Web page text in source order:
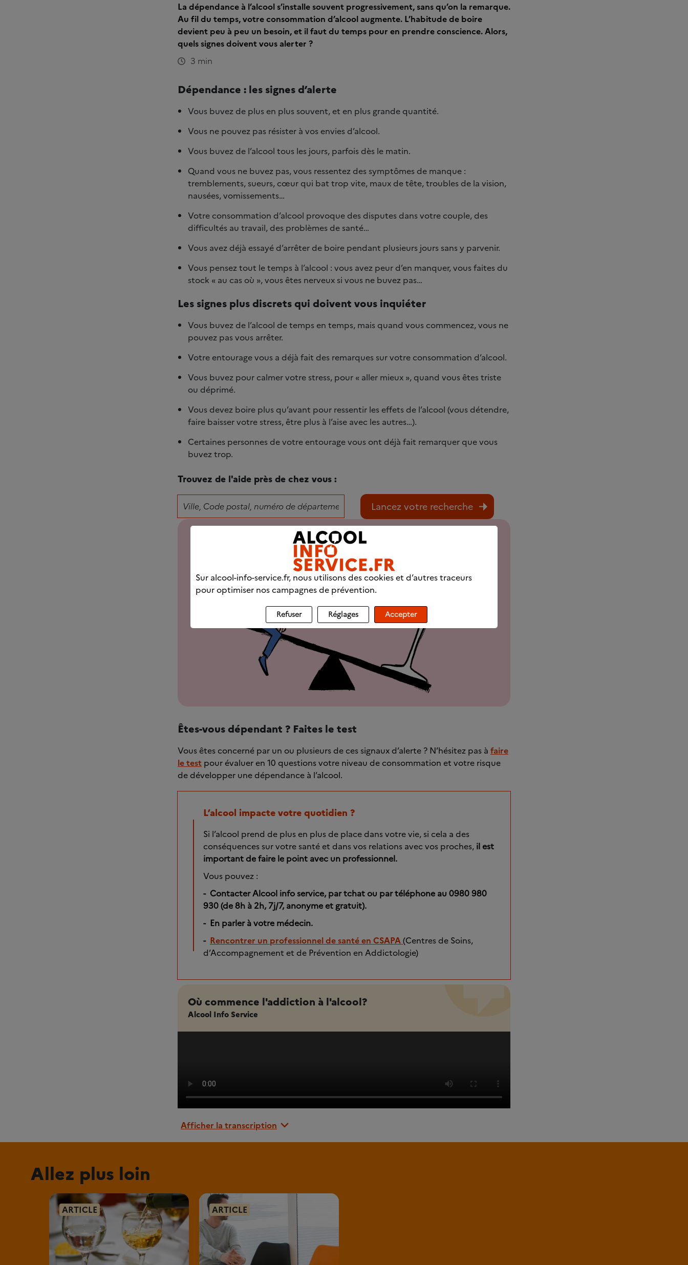
La dépendance à l’alcool s’installe souvent progressivement, sans qu’on la remarque.
Au fil du temps, votre consommation d’alcool augmente. L’habitude de boire
devient peu à peu un besoin, et il faut du temps pour en prendre conscience. Alors,
quels signes doivent vous alerter ?
3 min
Dépendance : les signes d’alerte
Vous buvez de plus en plus souvent, et en plus grande quantité.
Vous ne pouvez pas résister à vos envies d’alcool.
Vous buvez de l’alcool tous les jours, parfois dès le matin.
Quand vous ne buvez pas, vous ressentez des symptômes de manque :
tremblements, sueurs, cœur qui bat trop vite, maux de tête, troubles de la vision,
nausées, vomissements…
Votre consommation d’alcool provoque des disputes dans votre couple, des
difficultés au travail, des problèmes de santé…
Vous avez déjà essayé d’arrêter de boire pendant plusieurs jours sans y parvenir.
Vous pensez tout le temps à l’alcool : vous avez peur d’en manquer, vous faites du
stock « au cas où », vous êtes nerveux si vous ne buvez pas…
Les signes plus discrets qui doivent vous inquiéter
Vous buvez de l’alcool de temps en temps, mais quand vous commencez, vous ne
pouvez pas vous arrêter.
Votre entourage vous a déjà fait des remarques sur votre consommation d’alcool.
Vous buvez pour calmer votre stress, pour « aller mieux », quand vous êtes triste
ou déprimé.
Vous devez boire plus qu’avant pour ressentir les effets de l’alcool (vous détendre,
faire baisser votre stress, être plus à l’aise avec les autres…).
Certaines personnes de votre entourage vous ont déjà fait remarquer que vous
buvez trop.
Trouvez de l'aide près de chez vous :
Êtes-vous dépendant ? Faites le test
Vous êtes concerné par un ou plusieurs de ces signaux d’alerte ? N’hésitez pas à faire
le test pour évaluer en 10 questions votre niveau de consommation et votre risque
de développer une dépendance à l’alcool.
L’alcool impacte votre quotidien ?
Si l’alcool prend de plus en plus de place dans votre vie, si cela a des
conséquences sur votre santé et dans vos relations avec vos proches, il est
important de faire le point avec un professionnel.
Vous pouvez :
- Contacter Alcool info service, par tchat ou par téléphone au 0980 980
930 (de 8h à 2h, 7j/7, anonyme et gratuit).
- En parler à votre médecin.
- Rencontrer un professionnel de santé en CSAPA(Centres de Soins,
d’Accompagnement et de Prévention en Addictologie)
Où commence l'addiction à l'alcool?
Alcool Info Service
Afficher la transcription
Allez plus loin
ARTICLE ARTICLE
Sur alcool-info-service.fr, nous utilisons des cookies et d’autres traceurs
pour optimiser nos campagnes de prévention.
Refuser Réglages Accepter